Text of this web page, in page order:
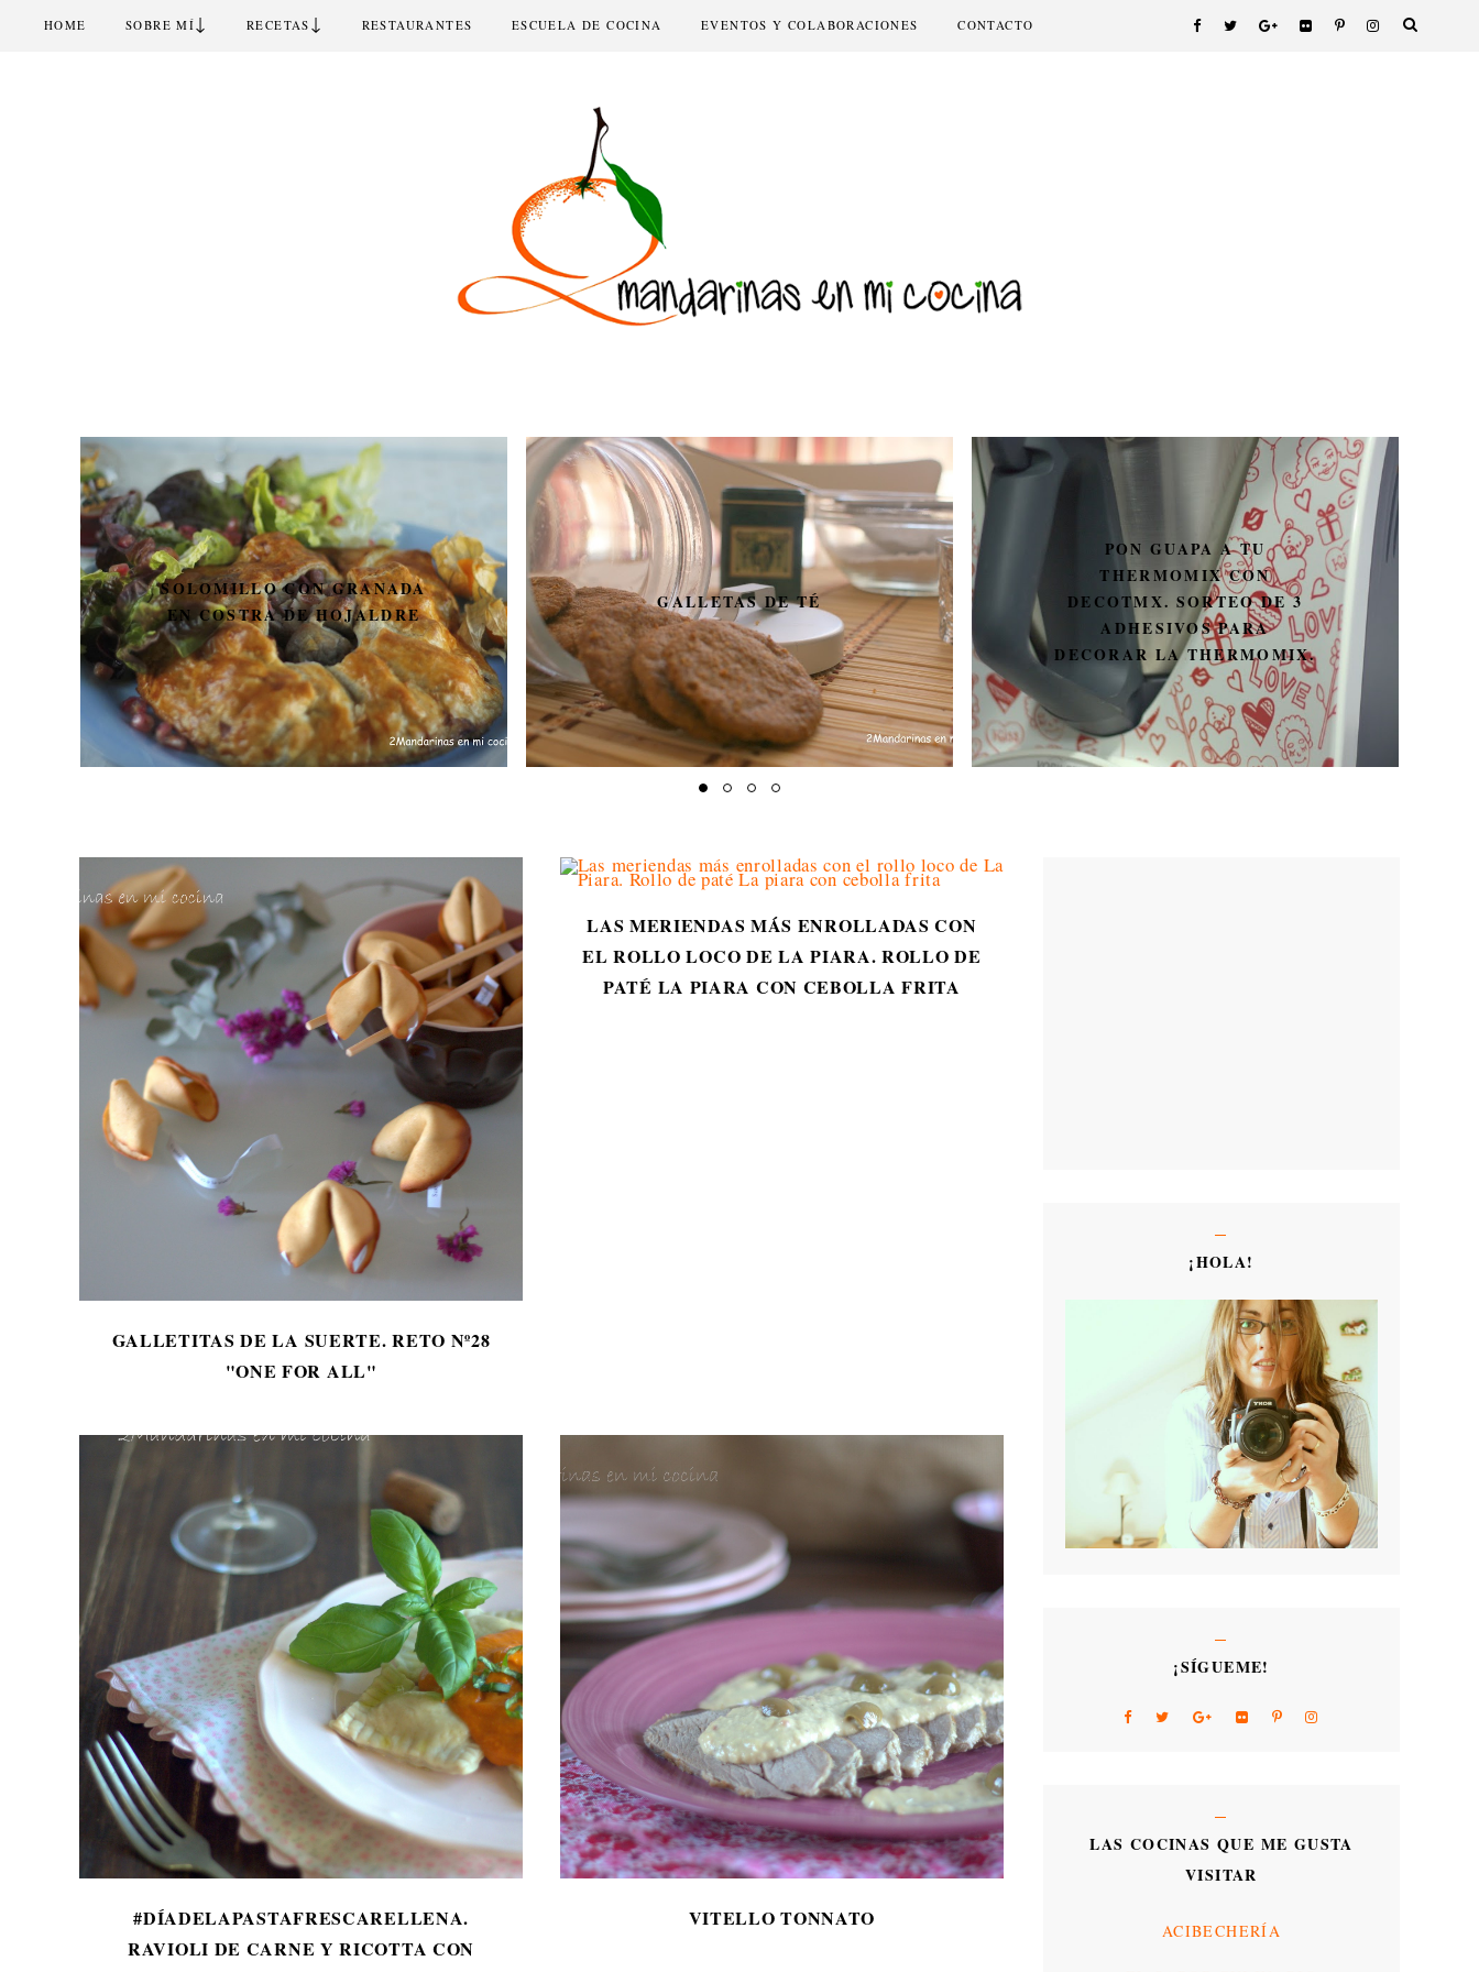
HOME SOBRE MÍ↓ RECETAS ↓ RESTAURANTES ESCUELA DE COCINA EVENTOS Y COLABORACIONES CONTACTO
SOLOMILLO CON GRANADA
EN COSTRA DE HOJALDRE
GALLETAS DE TÉ
PON GUAPA A TU
THERMOMIX CON
DECOTMX. SORTEO DE 3
ADHESIVOS PARA
DECORAR LA THERMOMIX.
GALLETITAS DE LA SUERTE. RETO Nº28
"ONE FOR ALL"
LAS MERIENDAS MÁS ENROLLADAS CON
EL ROLLO LOCO DE LA PIARA. ROLLO DE
PATÉ LA PIARA CON CEBOLLA FRITA
#DÍADELAPASTAFRESCARELLENA.
RAVIOLI DE CARNE Y RICOTTA CON
VITELLO TONNATO
¡HOLA!
¡SÍGUEME!
LAS COCINAS QUE ME GUSTA
VISITAR
ACIBECHERÍA